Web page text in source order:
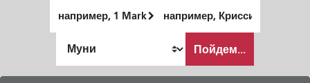
местоположение
окончания
хочу
Пойдем...